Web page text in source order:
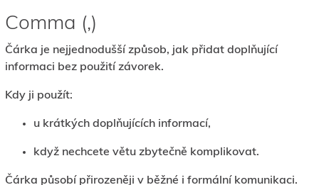
Comma (,)
Čárka je nejjednodušší způsob, jak přidat doplňující
informaci bez použití závorek.
Kdy ji použít:
u krátkých doplňujících informací,
když nechcete větu zbytečně komplikovat.
Čárka působí přirozeněji v běžné i formální komunikaci.